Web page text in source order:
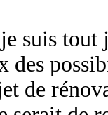
suis
des
de